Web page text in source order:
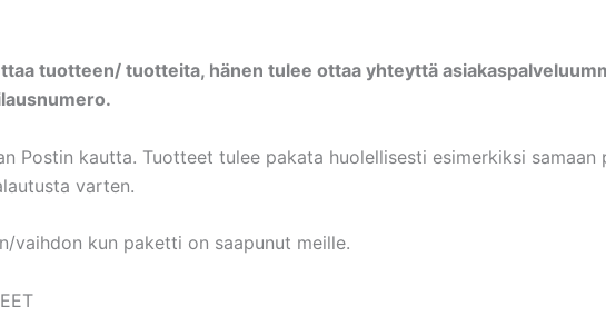
tuotteen/ tuotteita, hänen tulee ottaa yhteyttä
Postin kautta. Tuotteet tulee pakata huolellisesti esimerkiksi
varten.
vaihdon kun paketti on saapunut meille.